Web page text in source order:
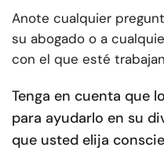
Anote cualquier
su abogado o a
con el que esté
Tenga en cuenta que
para ayudarlo en su
que usted elija